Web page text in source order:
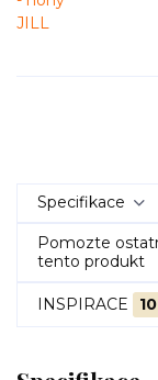
Specifikace
Pomozte
tento produkt
INSPIRACE 10